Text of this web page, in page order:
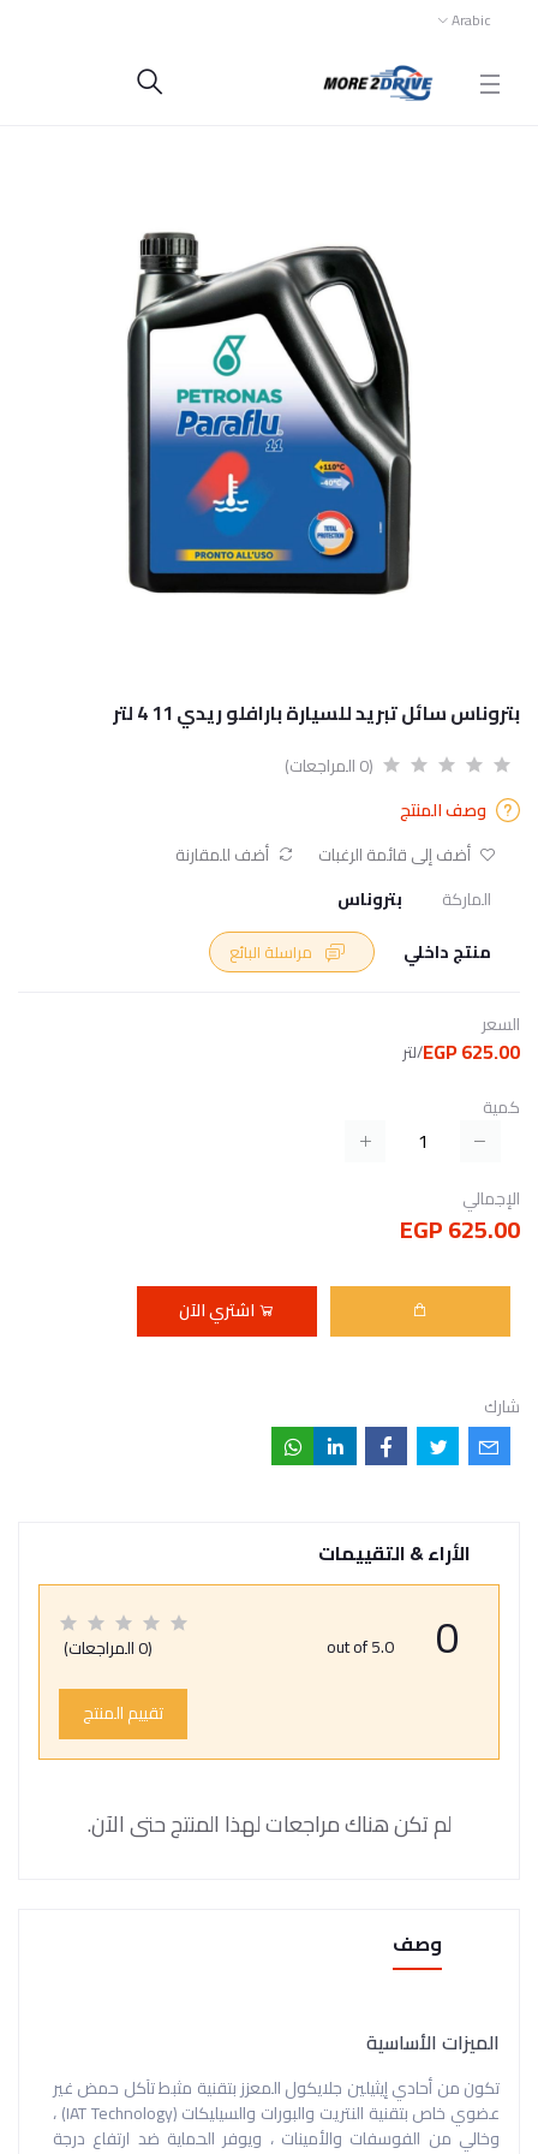
Arabic
بتروناس سائل تبريد للسيارة بارافلو ريدي 11 4 لتر
(0 المراجعات)
وصف المنتج
أضف إلى قائمة الرغبات
أضف للمقارنة
الماركة
بتروناس
منتج داخلي
السعر
625.00 EGP /لتر
كمية
الإجمالي
625.00 EGP
اشتري الآن
شارك
الأراء & التقييمات
0
out of 5.0 (0 المراجعات)
تقييم المنتج
لم تكن هناك مراجعات لهذا المنتج حتى الآن.
وصف
الميزات الأساسية
تكون من أحادي إيثيلين جلايكول المعزز بتقنية مثبط تآكل حمض غير
عضوي خاص بتقنية النتريت والبورات والسيليكات (IAT Technology) ،
وخالي من الفوسفات والأمينات ، ويوفر الحماية ضد ارتفاع درجة